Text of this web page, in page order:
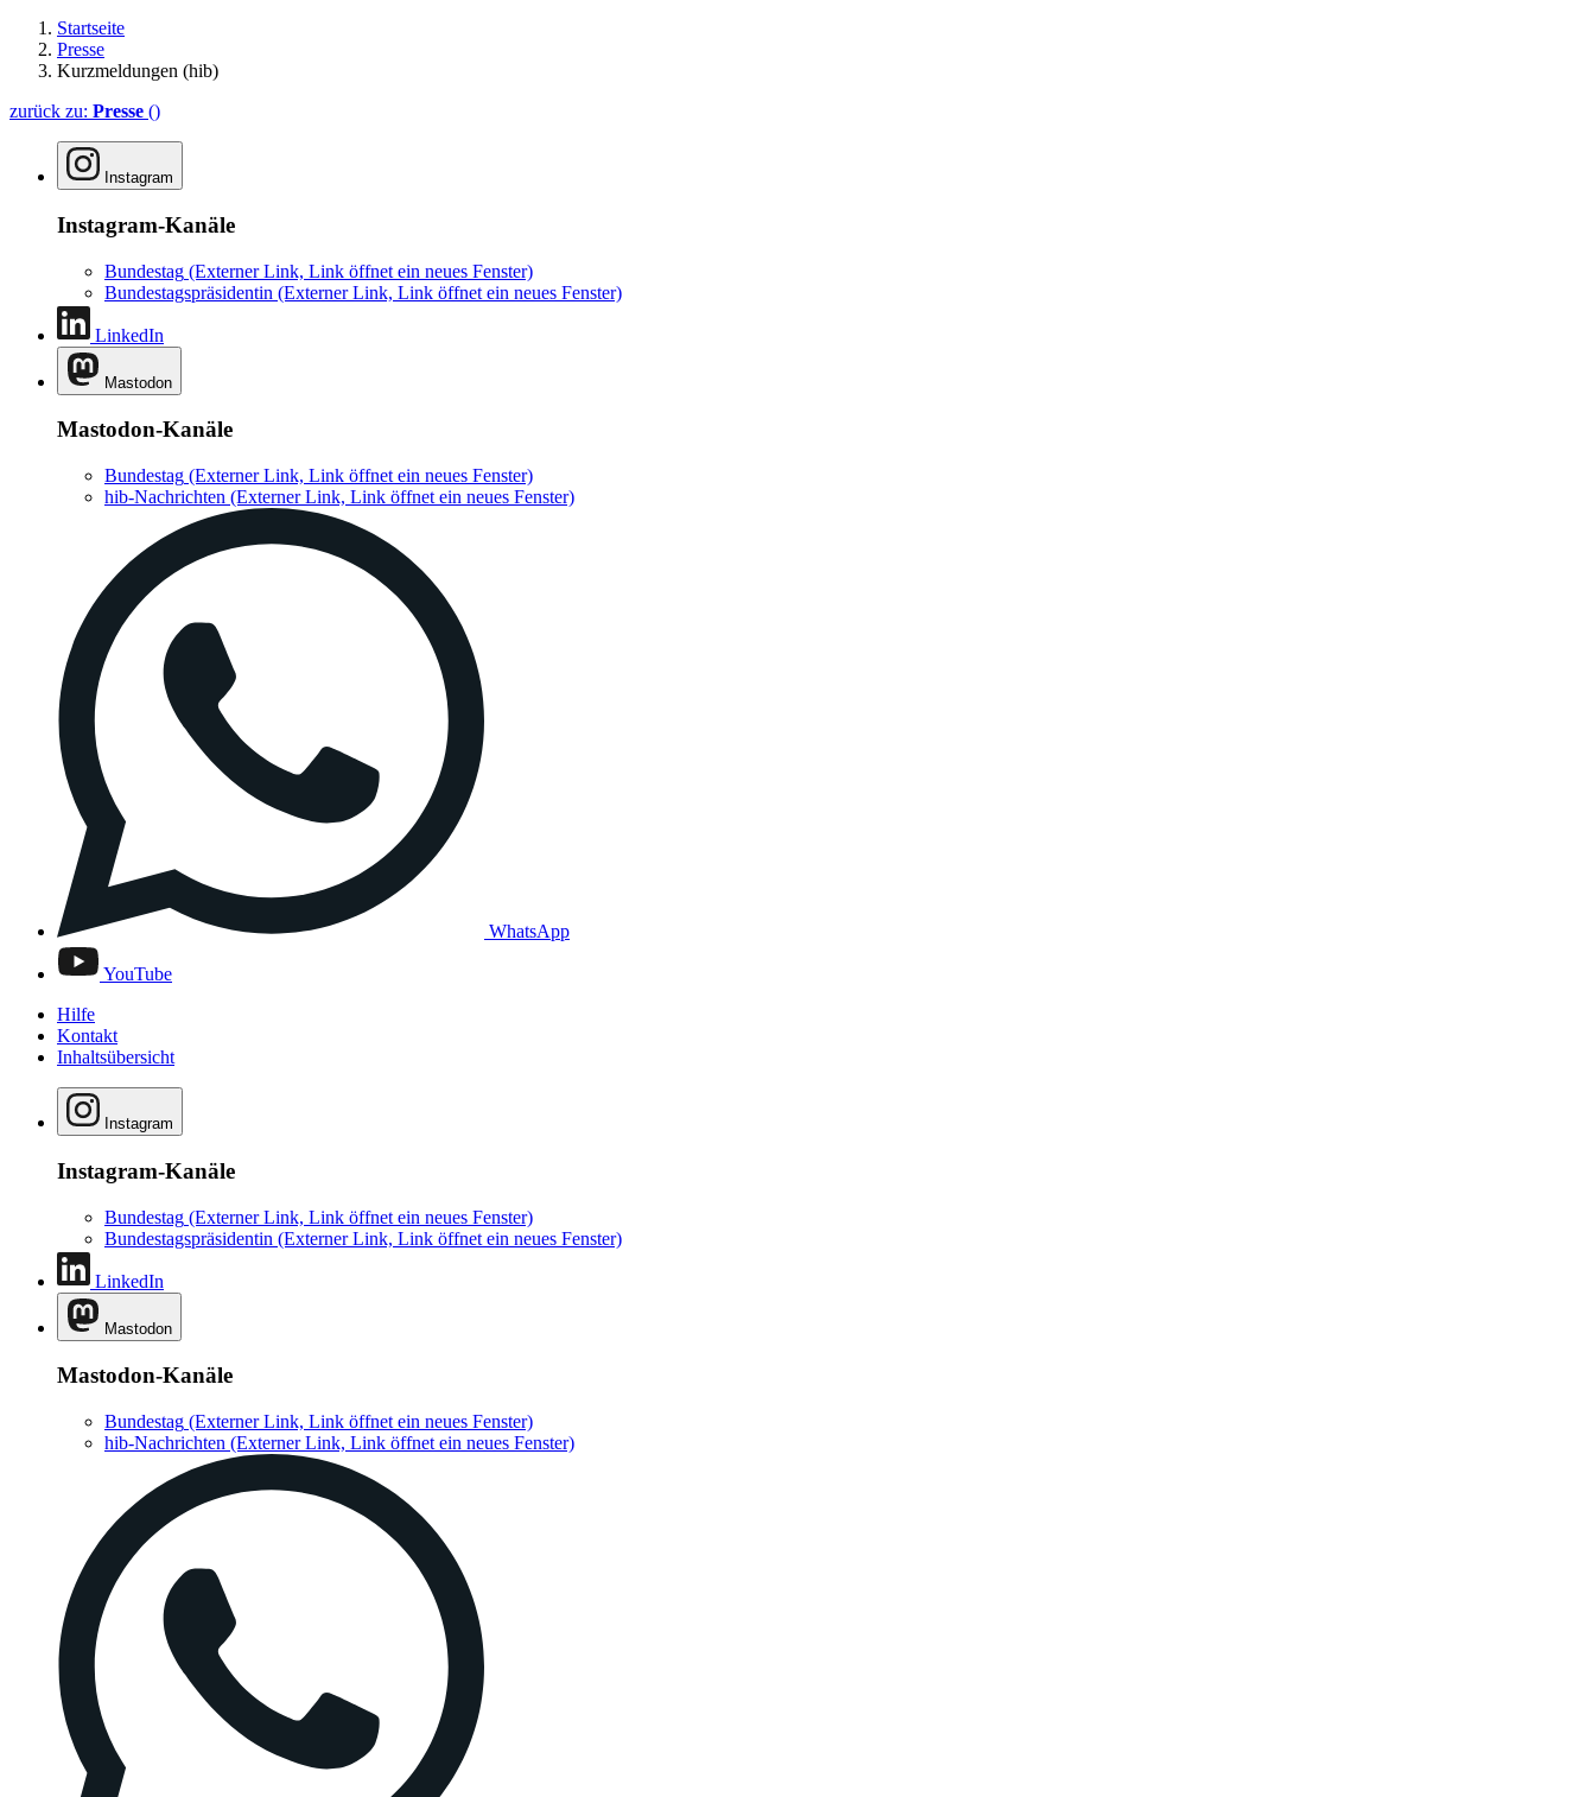
Startseite
Presse
Kurzmeldungen (hib)
zurück zu: Presse ()
Instagram
Instagram-Kanäle
Bundestag (Externer Link, Link öffnet ein neues Fenster)
Bundestagspräsidentin (Externer Link, Link öffnet ein neues Fenster)
LinkedIn
Mastodon
Mastodon-Kanäle
Bundestag (Externer Link, Link öffnet ein neues Fenster)
hib-Nachrichten (Externer Link, Link öffnet ein neues Fenster)
WhatsApp
YouTube
Hilfe
Kontakt
Inhaltsübersicht
Instagram
Instagram-Kanäle
Bundestag (Externer Link, Link öffnet ein neues Fenster)
Bundestagspräsidentin (Externer Link, Link öffnet ein neues Fenster)
LinkedIn
Mastodon
Mastodon-Kanäle
Bundestag (Externer Link, Link öffnet ein neues Fenster)
hib-Nachrichten (Externer Link, Link öffnet ein neues Fenster)